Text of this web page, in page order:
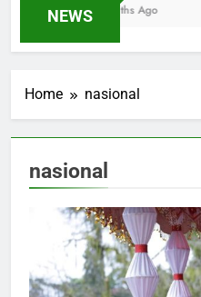
NEWS4 Months Ago
Home nasional
nasional